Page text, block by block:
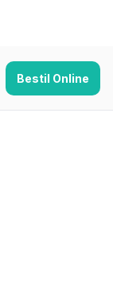
Bestil Online